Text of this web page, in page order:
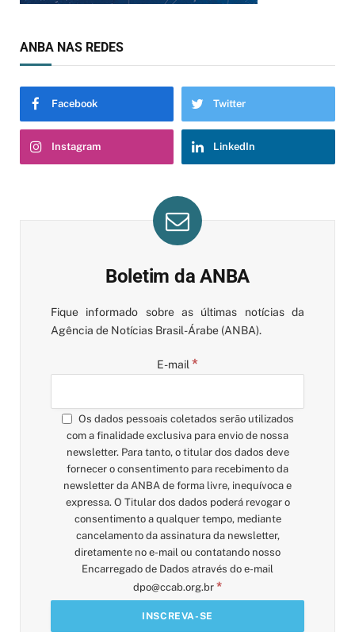
ANBA NAS REDES
Facebook Twitter
Instagram LinkedIn
Boletim da ANBA
Fique informado sobre as últimas notícias da
Agência de Notícias Brasil-Árabe (ANBA).
E-mail *
Os dados pessoais coletados serão utilizados
com a finalidade exclusiva para envio de nossa
newsletter. Para tanto, o titular dos dados deve
fornecer o consentimento para recebimento da
newsletter da ANBA de forma livre, inequívoca e
expressa. O Titular dos dados poderá revogar o
consentimento a qualquer tempo, mediante
cancelamento da assinatura da newsletter,
diretamente no e-mail ou contatando nosso
Encarregado de Dados através do e-mail
dpo@ccab.org.br *